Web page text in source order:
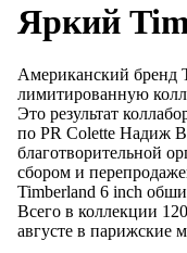
Яркий
Американский бренд
лимитированную
Это результат
по PR Colette Надиж
благотворительной
сбором и
Timberland 6 inch
Всего в коллекции
августе в парижские